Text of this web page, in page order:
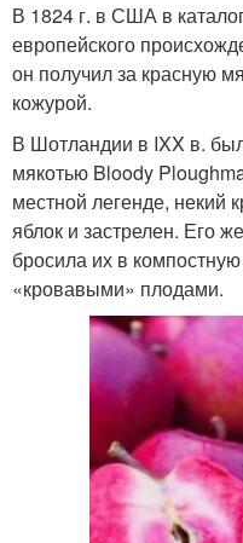
В 1824 г. в США в
европейского
он получил за красную
кожурой.
В Шотландии в IXX в.
мякотью Bloody
местной легенде, некий
яблок и застрелен. Его
бросила их в
«кровавыми» плодами.